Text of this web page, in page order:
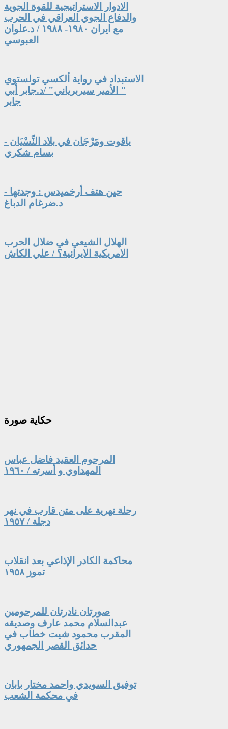
الادوار الاستراتيجية للقوة الجوية
والدفاع الجوي العراقي في الحرب
مع ايران ١٩٨٠- ١٩٨٨ / د.علوان
العبوسي
الاستبداد في رواية ألكسي تولستوي
" الأمير سيربرياني" /د.جابر أبي
جابر
ياقوت ومَرْجَان في بلاد النِّسْيَان -
بسام شكري
حين هتف أرخميدس : وجدتها -
د.ضرغام الدباغ
الهلال الشيعي في ضلال الحرب
الامريكية الايرانية؟ / علي الكاش
حكاية صورة
المرحوم العقيد فاضل عباس
المهداوي و أسرته / ١٩٦٠
رحلة نهرية على متن قارب في نهر
دجلة / ١٩٥٧
محاكمة الكادر الإذاعي بعد انقلاب
تموز ١٩٥٨
صورتان نادرتان للمرحومين
عبدالسلام محمد عارف وصديقه
المقرب محمود شيت خطاب في
حدائق القصر الجمهوري
توفيق السويدي واحمد مختار بابان
في محكمة الشعب